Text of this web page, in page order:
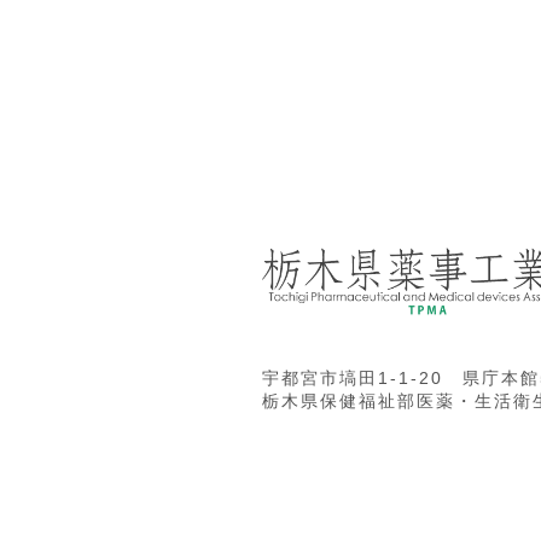
宇都宮市塙田1-1-20 県庁本
栃木県保健福祉部医薬・生活衛